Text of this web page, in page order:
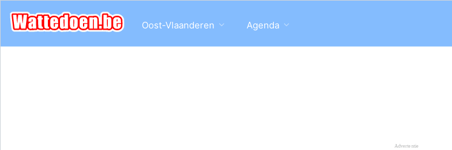
Oost-Vlaanderen Agenda